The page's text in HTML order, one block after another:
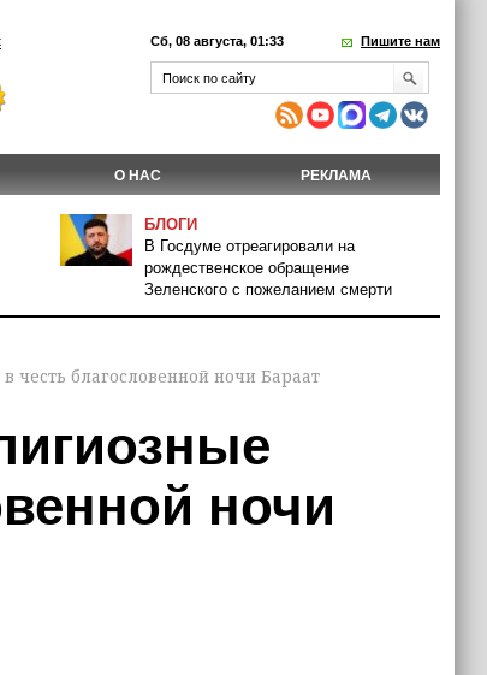
Сб, 08 августа, 01:33 Пишите нам
О НАС РЕКЛАМА
БЛОГИ
В Госдуме отреагировали на
рождественское обращение
Зеленского с пожеланием смерти
благословенной ночи Бараат
ночи